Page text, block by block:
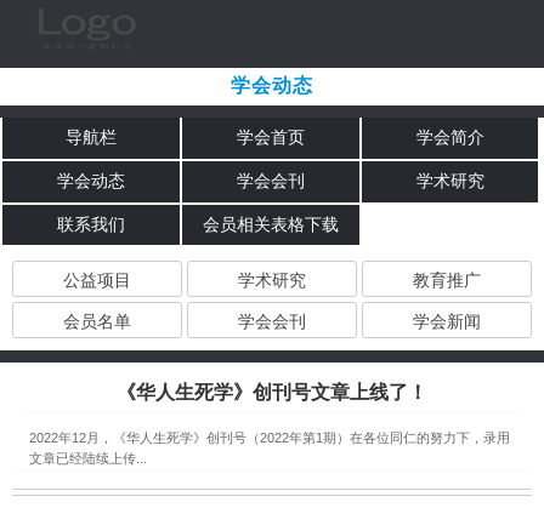
学会动态
导航栏 学会首页 学会简介
学会动态 学会会刊 学术研究
联系我们 会员相关表格下载
公益项目 学术研究 教育推广
会员名单 学会会刊 学会新闻
《华人生死学》创刊号文章上线了！
2022年12月，《华人生死学》创刊号（2022年第1期）在各位同仁的努力下，录用
文章已经陆续上传...